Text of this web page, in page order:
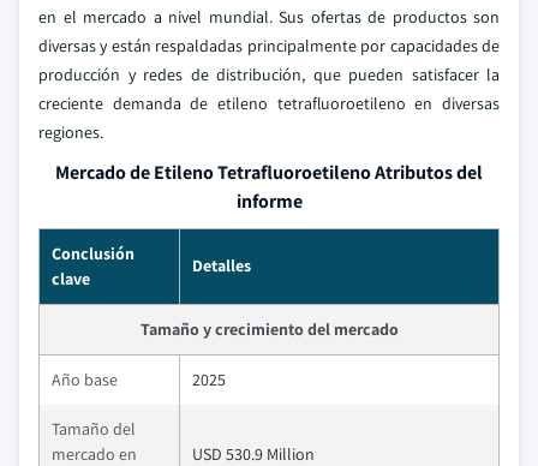
en el mercado a nivel mundial. Sus ofertas de productos son
diversas y están respaldadas principalmente por capacidades de
producción y redes de distribución, que pueden satisfacer la
creciente demanda de etileno tetrafluoroetileno en diversas
regiones.
Mercado de Etileno Tetrafluoroetileno Atributos del
informe
Conclusión
clave
Detalles
Tamaño y crecimiento del mercado
Año base 2025
Tamaño del
mercado en
USD 530.9 Million